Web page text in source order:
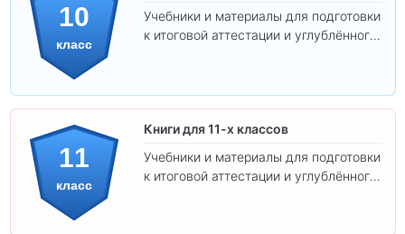
10
класс
Учебники и материалы для подготовки
к итоговой аттестации и углублённого
11
класс
Книги для 11-х классов
Учебники и материалы для подготовки
к итоговой аттестации и углублённого